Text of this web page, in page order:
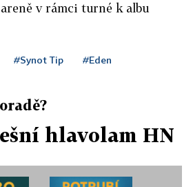
v rámci turné k albu
#Synot Tip #Eden
hlavolam HN